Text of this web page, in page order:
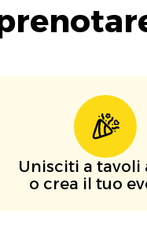
Unisciti a tavoli
o crea il tuo